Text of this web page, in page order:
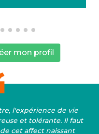
mon profil
l'expérience de vie
et tolérante. Il faut
cet affect naissant